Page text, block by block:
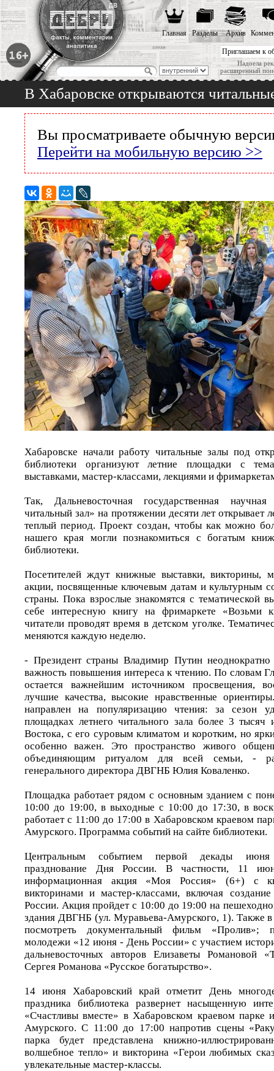
Приглашаем к
Надоела
расширенный
Главная Разделы Архив
В Хабаровске открываются
Вы просматриваете обычную
Перейти на мобильную версию >>
Хабаровске начали работу читальные залы под
библиотеки организуют летние площадки с
выставками, мастер-классами, лекциями и
Так, Дальневосточная государственная
читальный зал» на протяжении десяти лет открывает
теплый период. Проект создан, чтобы как можно
нашего края могли познакомиться с богатым
библиотеки.
Посетителей ждут книжные выставки, викторины,
акции, посвященные ключевым датам и культурным
страны. Пока взрослые знакомятся с тематической
себе интересную книгу на фримаркете «Возьми
читатели проводят время в детском уголке.
меняются каждую неделю.
- Президент страны Владимир Путин
важность повышения интереса к чтению. По словам
остается важнейшим источником просвещения,
лучшие качества, высокие нравственные
направлен на популяризацию чтения: за сезон
площадках летнего читального зала более 3 тысяч
Востока, с его суровым климатом и коротким, но
особенно важен. Это пространство живого
объединяющим ритуалом для всей семьи, -
генерального директора ДВГНБ Юлия Коваленко.
Площадка работает рядом с основным зданием с
10:00 до 19:00, в выходные с 10:00 до 17:30, в
работает с 11:00 до 17:00 в Хабаровском краевом
Амурского. Программа событий на сайте библиотеки.
Центральным событием первой декады июня
празднование Дня России. В частности, 11
информационная акция «Моя Россия» (6+) с
викторинами и мастер-классами, включая
России. Акция пройдет с 10:00 до 19:00 на
здания ДВГНБ (ул. Муравьева-Амурского, 1). Также в
посмотреть документальный фильм «Пролив»;
молодежи «12 июня - День России» с участием
дальневосточных авторов Елизаветы Романовой
Сергея Романова «Русское богатырство».
14 июня Хабаровский край отметит День
праздника библиотека развернет насыщенную
«Счастливы вместе» в Хабаровском краевом
Амурского. С 11:00 до 17:00 напротив сцены
парка будет представлена книжно-
волшебное тепло» и викторина «Герои любимых
увлекательные мастер-классы.